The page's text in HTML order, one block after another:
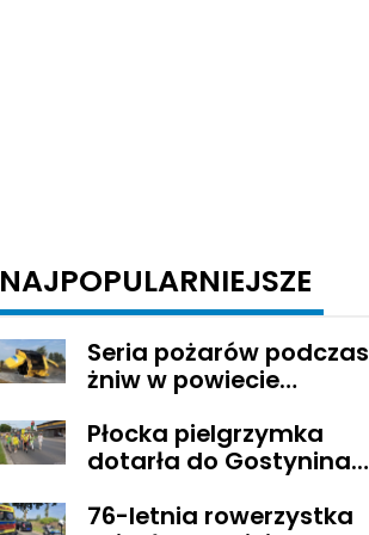
NAJPOPULARNIEJSZE
Seria pożarów podczas
żniw w powiecie
Płocka pielgrzymka
dotarła do Gostynina.
Jasną Górę
76-letnia rowerzystka